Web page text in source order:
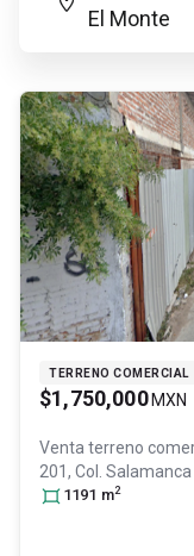
El Monte
TERRENO COMERCIAL
$1,750,000 MXN
Venta terreno
201, Col.
México, C.P. 36700
1191 m2